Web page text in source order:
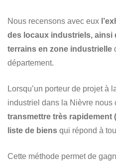
Nous recensons avec eux
des locaux industriels, ainsi
terrains en zone industrielle
département.
Lorsqu’un porteur de projet à
industriel dans la Nièvre nous
transmettre très rapidement
liste de biens qui répond à
Cette méthode permet de